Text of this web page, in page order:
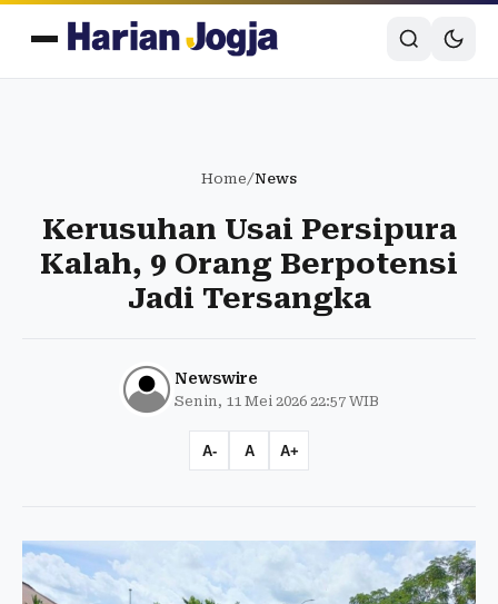
Home/News
Kerusuhan Usai Persipura
Kalah, 9 Orang Berpotensi
Jadi Tersangka
Newswire
Senin, 11 Mei 2026 22:57 WIB
A- A A+